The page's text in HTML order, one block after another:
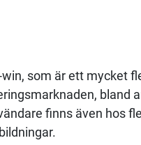
som är ett mycket
bland
finns även hos